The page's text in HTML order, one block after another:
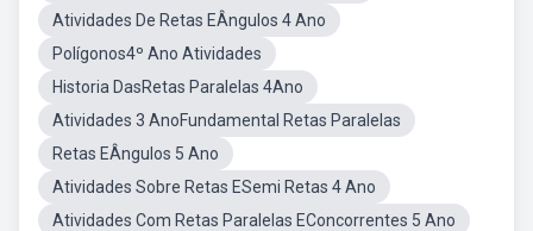
Atividades De Retas EÂngulos 4 Ano
Polígonos4º Ano Atividades
Historia DasRetas Paralelas 4Ano
Atividades 3 AnoFundamental Retas Paralelas
Retas EÂngulos 5 Ano
Atividades Sobre Retas ESemi Retas 4 Ano
Atividades Com Retas Paralelas EConcorrentes 5 Ano